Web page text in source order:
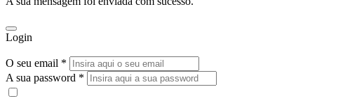
Login
O seu email *
A sua password *